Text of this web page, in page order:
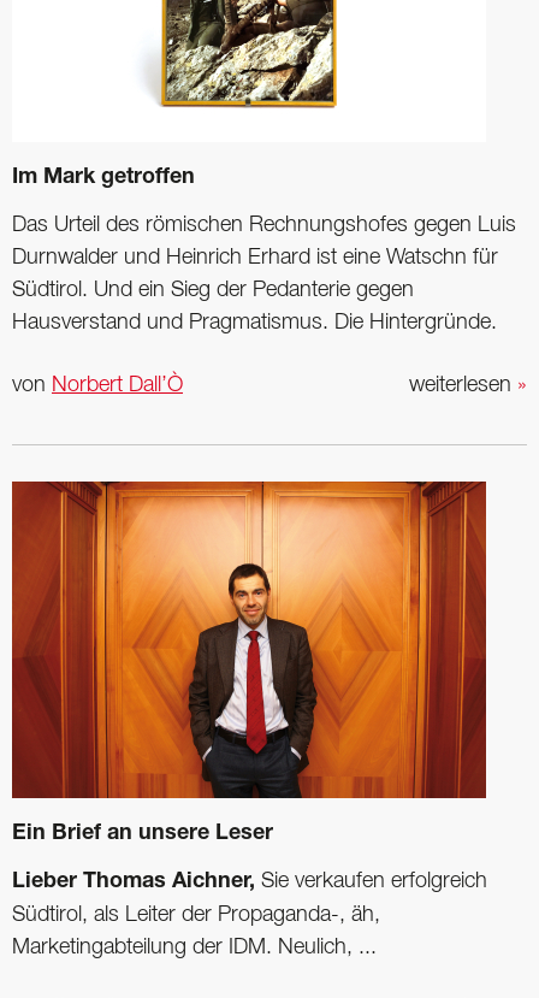
Im Mark getroffen
Das Urteil des römischen Rechnungshofes gegen Luis
Durnwalder und Heinrich Erhard ist eine Watschn für
Südtirol. Und ein Sieg der Pedanterie gegen
Hausverstand und Pragmatismus. Die Hintergründe.
weiterlesen »
von Norbert Dall’Ò
Ein Brief an unsere Leser
Lieber Thomas Aichner, Sie verkaufen erfolgreich
Südtirol, als Leiter der Propaganda-, äh,
Marketingabteilung der IDM. Neulich, ...